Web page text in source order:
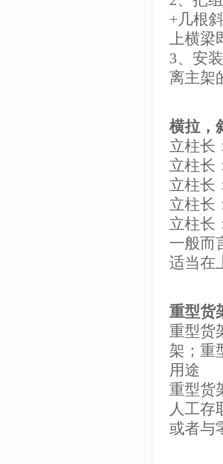
+几根
上横梁
3、安
离主架
横拉，
立柱长
立柱长
立柱长
立柱长
立柱长
一般而
适当在
重型货
重型货
架；重
用途
重型货
人工存
或者与